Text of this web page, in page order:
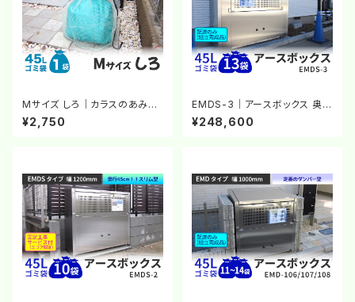
Mサイズ しろ｜カラスのあみち
ゃん®｜カラスよけネット｜チェ
ーンのおもり｜白いネット｜カラ
¥2,750
EMDS-3｜アースボックス 奥
行きスリム型｜ゴミステーション
ステンレス製大型ゴミ箱【完成
¥248,600